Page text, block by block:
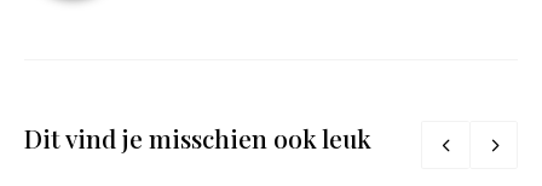
Dit vind je misschien ook leuk